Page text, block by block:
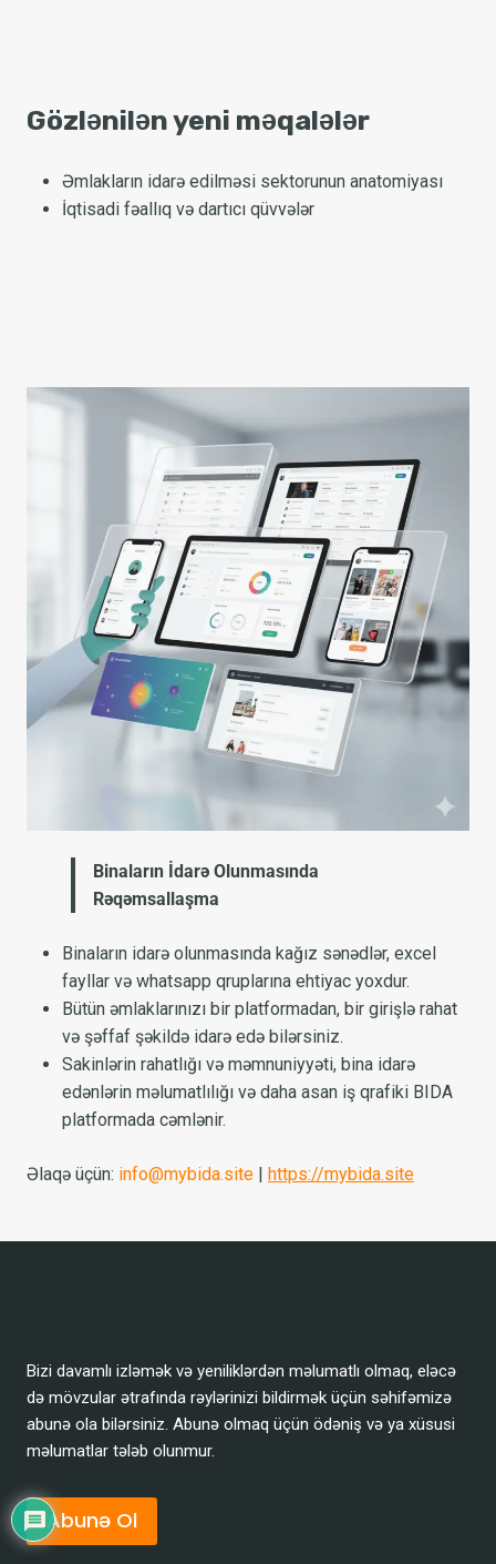
Gözlənilən yeni məqalələr
Əmlakların idarə edilməsi sektorunun anatomiyası
İqtisadi fəallıq və dartıcı qüvvələr
Binaların İdarə Olunmasında
Rəqəmsallaşma
Binaların idarə olunmasında kağız sənədlər, excel
fayllar və whatsapp qruplarına ehtiyac yoxdur.
Bütün əmlaklarınızı bir platformadan, bir girişlə rahat
və şəffaf şəkildə idarə edə bilərsiniz.
Sakinlərin rahatlığı və məmnuniyyəti, bina idarə
edənlərin məlumatlılığı və daha asan iş qrafiki BIDA
platformada cəmlənir.
Əlaqə üçün: info@mybida.site https://mybida.site
Bizi davamlı izləmək və yeniliklərdən məlumatlı olmaq, eləcə
də mövzular ətrafında rəylərinizi bildirmək üçün səhifəmizə
abunə ola bilərsiniz. Abunə olmaq üçün ödəniş və ya xüsusi
məlumatlar tələb olunmur.
Abunə Ol